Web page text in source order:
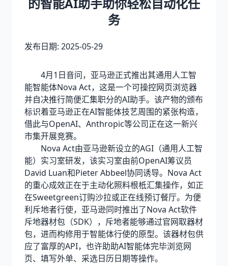
务
发布日期: 2025-05-29
4月1日音问，亚马逊正式推出其通用人工智
能智能体Nova Act，这是一个可操控网页浏览器
并自决推行简便汇集职分的AI助手。该产物的颁布
标识着亚马逊正在AI智能体技艺周围的紧张构造，
借此与OpenAI、Anthropic等公司正在这一新兴
市集开展竞赛。
Nova Act由亚马逊新设立的AGI（通用人工智
能）实习室研发，该实习室由前OpenAI筹议员
David Luan和Pieter Abbeel协同诱导。Nova Act
的重心成效正在于主动化照料根柢汇集操作，如正
在Sweetgreen订购沙拉或正在线预订餐厅。为便
利斥地者行使，亚马逊同时推出了Nova Act软件
斥地器材包（SDK），斥地者能够通过官网取器材
包，进而构修用于智能体行使的原型。该器材包供
应了富厚的API，也许助助AI智能体完毕浏览网
页、填写外单、采选日历日期等操作。